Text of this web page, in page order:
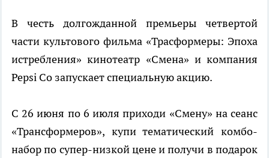
В честь долгожданной премьеры четвертой
части культового фильма «Трасформеры: Эпоха
истребления» кинотеатр «Смена» и компания
Pepsi Co запускает специальную акцию.
С 26 июня по 6 июля приходи «Смену» на сеанс
«Трансформеров», купи тематический комбо-
набор по супер-низкой цене и получи в подарок